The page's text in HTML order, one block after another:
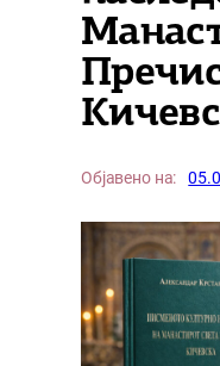
Објавено на: